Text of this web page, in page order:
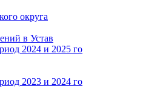
округа
в Устав
2024 и 2025 го
2023 и 2024 го